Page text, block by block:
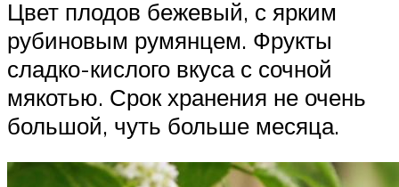
Цвет плодов бежевый, с ярким
рубиновым румянцем. Фрукты
сладко-кислого вкуса с сочной
мякотью. Срок хранения не очень
большой, чуть больше месяца.